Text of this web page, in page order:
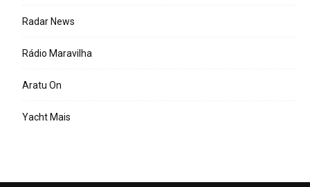
Radar News
Rádio Maravilha
Aratu On
Yacht Mais